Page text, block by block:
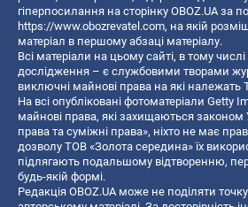
гіперпосилання на сторінку OBOZ.UA за
https://www.obozrevatel.com, на якій
матеріал в першому абзаці матеріалу.
Всі матеріали на цьому сайті, в тому числі
дослідження – є службовими творами
виключні майнові права на які належать
На всі опубліковані фотоматеріали Getty
майнові права, які захищаються законом
права та суміжні права», ніхто не має
дозволу ТОВ «Золота середина» їх
підлягають подальшому відтворенню,
будь-якій формі.
Редакція OBOZ.UA може не поділяти